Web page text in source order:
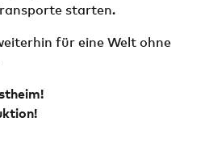
starten.
für eine Welt ohne